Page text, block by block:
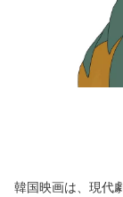
韓国映画は、現代